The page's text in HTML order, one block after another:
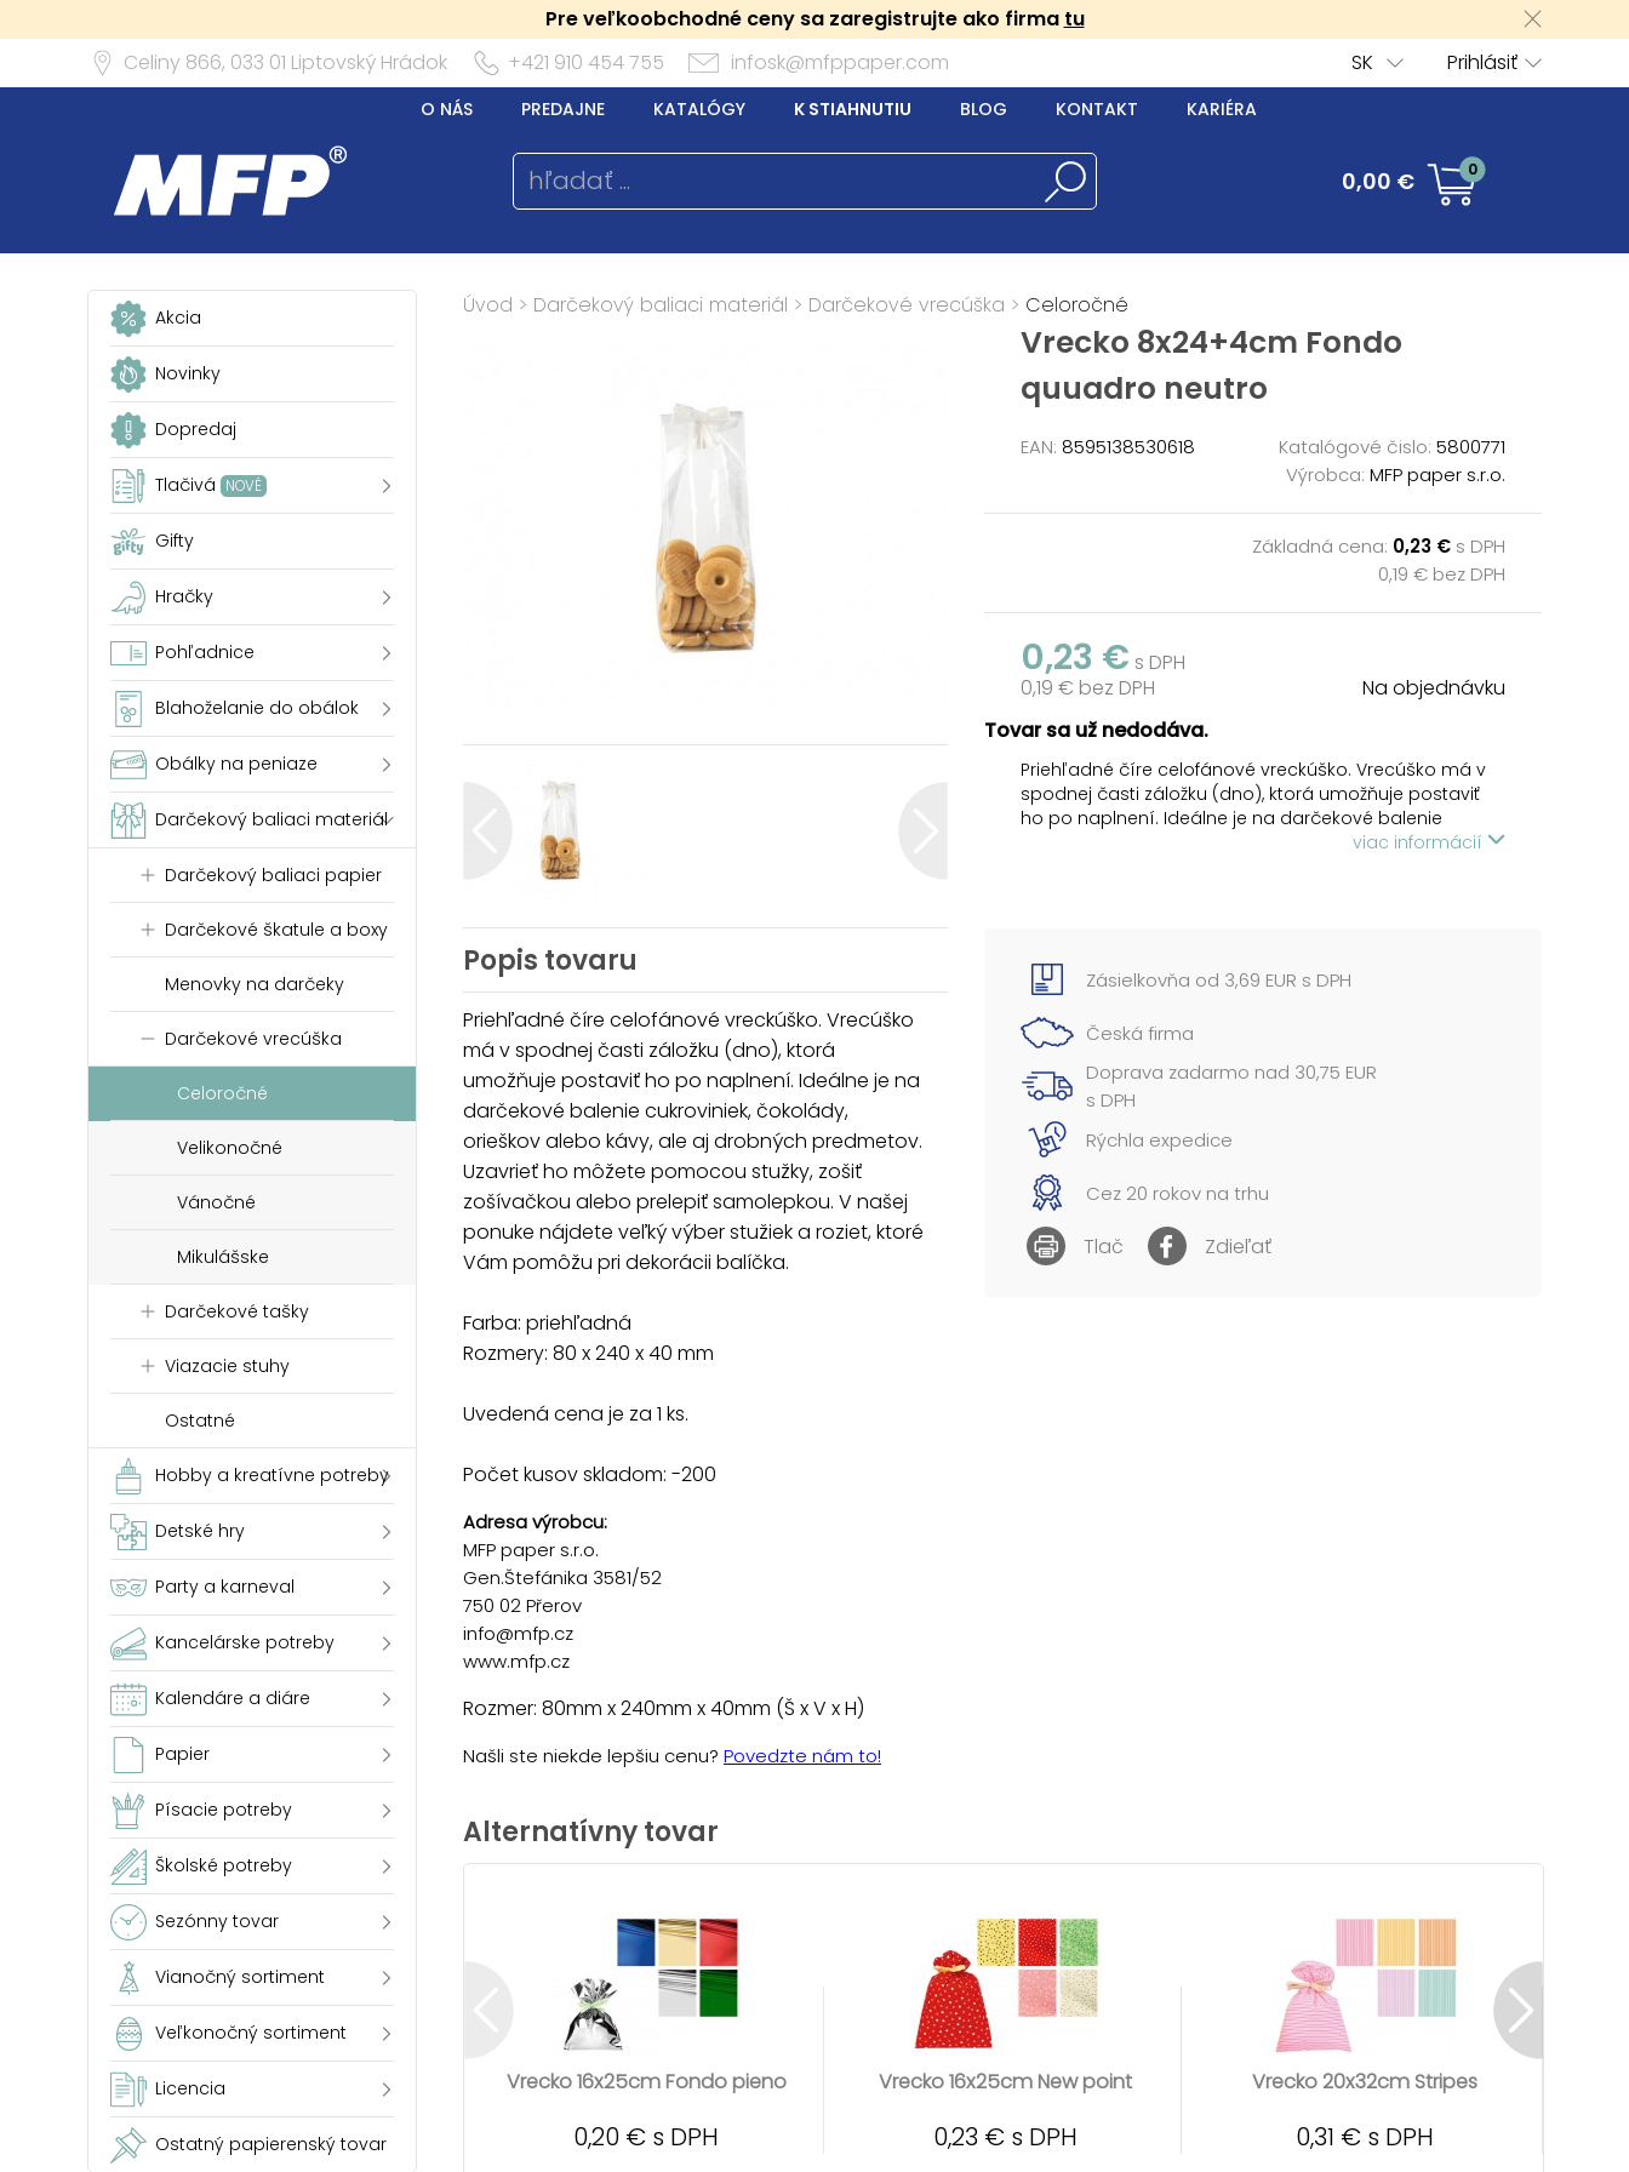
Pre veľkoobchodné ceny sa zaregistrujte ako firma tu
Celiny 866, 033 01 Liptovský Hrádok +421 910 454 755 infosk@mfppaper.com Prihlásiť
SK
O NÁS PREDAJNE KATALÓGY K STIAHNUTIU BLOG KONTAKT KARIÉRA
0,00 € 0
Akcia
Novinky
Dopredaj
Tlačivá NOVÉ
Gifty
Hračky
Pohľadnice
Blahoželanie do obálok
Obálky na peniaze
Darčekový baliaci materiál
Darčekový baliaci papier
Darčekové škatule a boxy
Menovky na darčeky
Darčekové vrecúška
Celoročné
Velikonočné
Vánočné
Mikulášske
Darčekové tašky
Viazacie stuhy
Ostatné
Hobby a kreatívne potreby
Detské hry
Party a karneval
Kancelárske potreby
Kalendáre a diáre
Papier
Písacie potreby
Školské potreby
Sezónny tovar
Vianočný sortiment
Veľkonočný sortiment
Licencia
Ostatný papierenský tovar
Úvod > Darčekový baliaci materiál > Darčekové vrecúška > Celoročné
Vrecko 8x24+4cm Fondo
quuadro neutro
EAN: 8595138530618 Katalógové čislo: 5800771
Výrobca: MFP paper s.r.o.
Základná cena: 0,23 € s DPH
0,19 € bez DPH
0,23 € s DPH
0,19 € bez DPH
Na objednávku
Tovar sa už nedodáva.
Priehľadné číre celofánové vreckúško. Vrecúško má v
spodnej časti záložku (dno), ktorá umožňuje postaviť
ho po naplnení. Ideálne je na darčekové balenie
cukroviniek, čokolády, orieškov alebo kávy, ale aj
Farba: priehľadná
Rozmery: 80 x 240 x 40 mm
Uvedená cena je za 1 ks....
viac informácií
Popis tovaru
Priehľadné číre celofánové vreckúško. Vrecúško
má v spodnej časti záložku (dno), ktorá
umožňuje postaviť ho po naplnení. Ideálne je na
darčekové balenie cukroviniek, čokolády,
orieškov alebo kávy, ale aj drobných predmetov.
Uzavrieť ho môžete pomocou stužky, zošiť
zošívačkou alebo prelepiť samolepkou. V našej
ponuke nájdete veľký výber stužiek a roziet, ktoré
Vám pomôžu pri dekorácii balíčka.
Farba: priehľadná
Rozmery: 80 x 240 x 40 mm
Uvedená cena je za 1 ks.
Počet kusov skladom: -200
Adresa výrobcu:
MFP paper s.r.o.
Gen.Štefánika 3581/52
750 02 Přerov
info@mfp.cz
www.mfp.cz
Rozmer: 80mm x 240mm x 40mm (Š x V x H)
Našli ste niekde lepšiu cenu? Povedzte nám to!
Zásielkovňa od 3,69 EUR s DPH
Česká firma
Doprava zadarmo nad 30,75 EUR
s DPH
Rýchla expedice
Cez 20 rokov na trhu
Tlač Zdieľať
Alternatívny tovar
Vrecko 16x25cm Fondo pieno
0,20 € s DPH
Vrecko 16x25cm New point
0,23 € s DPH
Vrecko 20x32cm Stripes
0,31 € s DPH